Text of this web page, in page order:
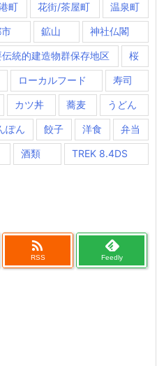
町 花街/茶屋町 温泉町
鉱山 神社仏閣
統的建造物群保存地区 桜
ローカルフード 寿司
カツ丼 蕎麦 うどん
ぽん 餃子 洋食 弁当
酒類 TREK 8.4DS

RSS Feedly